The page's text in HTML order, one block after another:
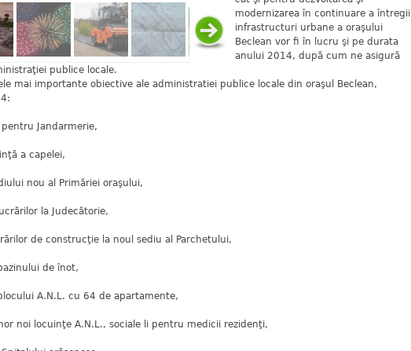
modernizarea în continuare a întregii
infrastructuri urbane a oraşului
Beclean vor fi în lucru şi pe durata
anului 2014, după cum ne asigură
publice locale.
mai importante obiective ale administratiei publice locale din oraşul Beclean,
Jandarmerie,
a capelei,
nou al Primăriei oraşului,
la Judecătorie,
de construcţie la noul sediu al Parchetului,
de înot,
A.N.L. cu 64 de apartamente,
noi locuinţe A.N.L., sociale li pentru medicii rezidenţi,